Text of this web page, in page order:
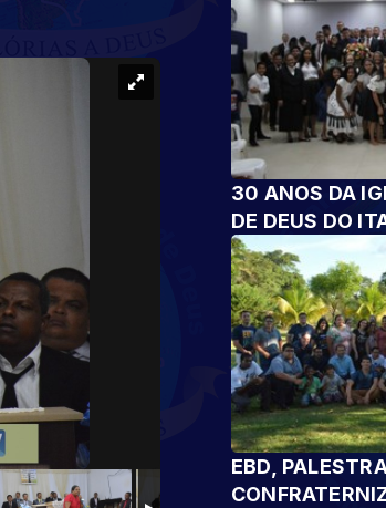
30 ANOS DA
DE DEUS DO
EBD,